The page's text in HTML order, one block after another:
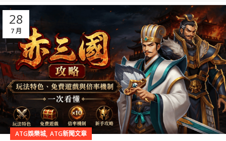
28
7 月
ATG娛樂城, ATG新聞文章